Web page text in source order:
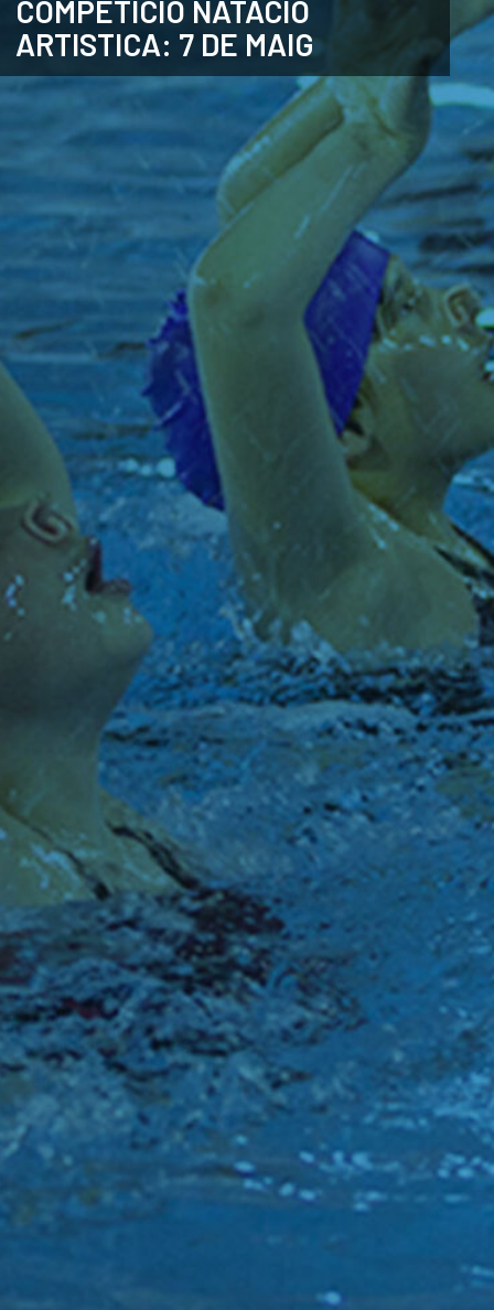
ANGLÈS
COMPETICIÓ NATACIÓ
ARTISTICA: 7 DE MAIG